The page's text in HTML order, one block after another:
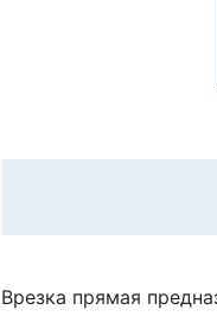
Врезка прямая